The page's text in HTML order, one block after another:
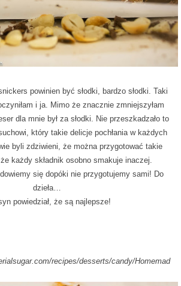
powinien być słodki, bardzo słodki. Taki
i ja. Mimo że znacznie zmniejszyłam
dla mnie był za słodki. Nie przeszkadzało to
który takie delicje pochłania w każdych
byli zdziwieni, że można przygotować takie
każdy składnik osobno smakuje inaczej.
się dopóki nie przygotujemy sami! Do
dzieła…
powiedział, że są najlepsze!
recipes/desserts/candy/Homemad